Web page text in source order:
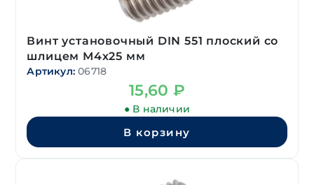
Винт установочный DIN 551 плоский со
шлицем М4х25 мм
Артикул: 06718
15,60 ₽
● В наличии
В корзину